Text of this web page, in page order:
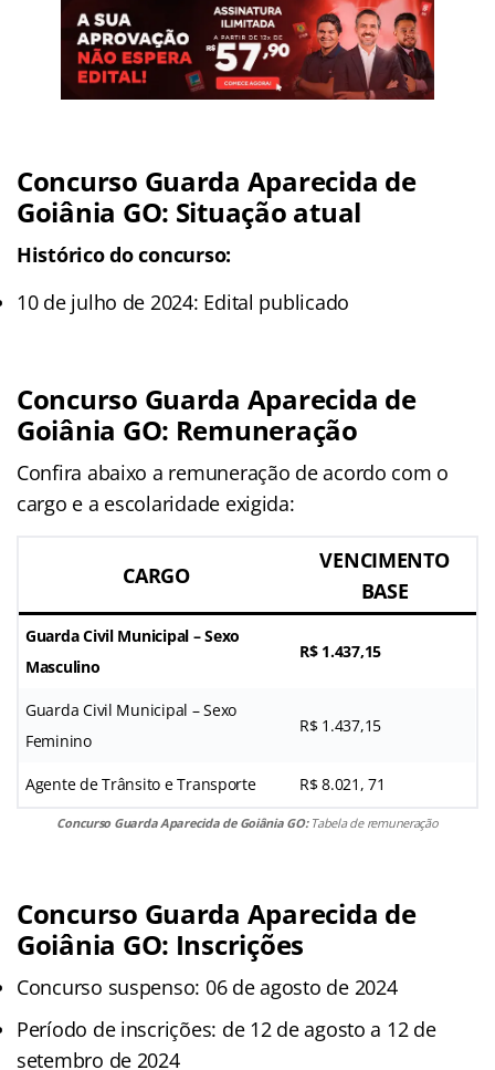
Concurso Guarda Aparecida de
Goiânia GO: Situação atual
Histórico do concurso:
10 de julho de 2024: Edital publicado
Concurso Guarda Aparecida de
Goiânia GO: Remuneração
Confira abaixo a remuneração de acordo com o
cargo e a escolaridade exigida:
CARGO
VENCIMENTO
BASE
Guarda Civil Municipal – Sexo
Masculino
R$ 1.437,15
Guarda Civil Municipal – Sexo
Feminino
R$ 1.437,15
Agente de Trânsito e Transporte R$ 8.021, 71
Concurso Guarda Aparecida de Goiânia GO:Tabela de remuneração
Concurso Guarda Aparecida de
Goiânia GO: Inscrições
Concurso suspenso: 06 de agosto de 2024
Período de inscrições: de 12 de agosto a 12 de
setembro de 2024